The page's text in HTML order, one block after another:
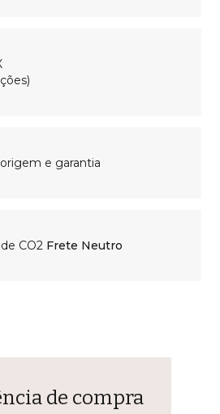
e garantia
CO2 Frete Neutro
de compra